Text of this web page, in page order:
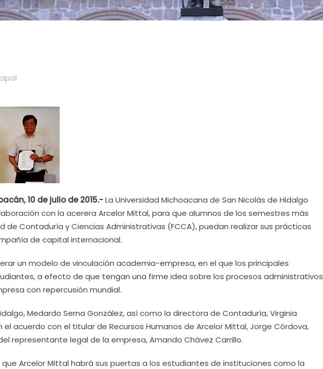
10 de julio de 2015.-La Universidad Michoacana de San Nicolás de Hidalgo
con la acerera Arcelor Mittal, para que alumnos de los semestres más
de Contaduría y Ciencias Administrativas (FCCA), puedan realizar sus prácticas
de capital internacional.
un modelo de vinculación academia-empresa, en el que los principales
a efecto de que tengan una firme idea sobre los procesos administrativos
con repercusión mundial.
Medardo Serna González, así como la directora de Contaduría, Virginia
el acuerdo con el titular de Recursos Humanos de Arcelor Mittal, Jorge Córdova,
representante legal de la empresa, Amando Chávez Carrillo.
que Arcelor Mittal habrá sus puertas a los estudiantes de instituciones como la